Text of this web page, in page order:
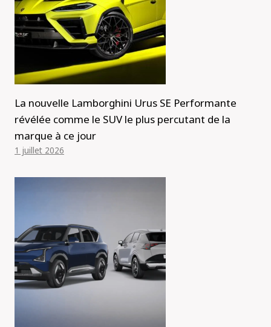
La nouvelle Lamborghini Urus SE Performante
révélée comme le SUV le plus percutant de la
marque à ce jour
1 juillet 2026